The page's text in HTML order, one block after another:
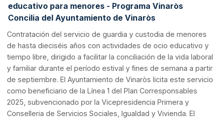
educativo para menores - Programa Vinaròs
Concilia del Ayuntamiento de Vinaròs
Contratación del servicio de guardia y custodia de menores
de hasta dieciséis años con actividades de ocio educativo y
tiempo libre, dirigido a facilitar la conciliación de la vida laboral
y familiar durante el período estival y fines de semana a partir
de septiembre. El Ayuntamiento de Vinaròs licita este servicio
como beneficiario de la Línea 1 del Plan Corresponsables
2025, subvencionado por la Vicepresidencia Primera y
Conselleria de Servicios Sociales, Igualdad y Vivienda. El